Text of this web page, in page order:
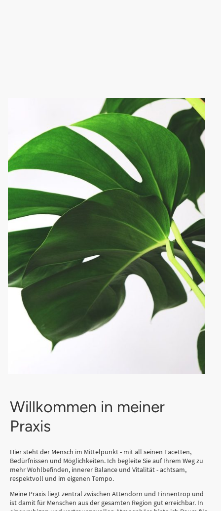
Willkommen in meiner
Praxis
Hier steht der Mensch im Mittelpunkt - mit all seinen Facetten,
Bedürfnissen und Möglichkeiten. Ich begleite Sie auf Ihrem Weg zu
mehr Wohlbefinden, innerer Balance und Vitalität - achtsam,
respektvoll und im eigenen Tempo.
Meine Praxis liegt zentral zwischen Attendorn und Finnentrop und
ist damit für Menschen aus der gesamten Region gut erreichbar. In